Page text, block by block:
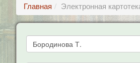
Главная Электронная